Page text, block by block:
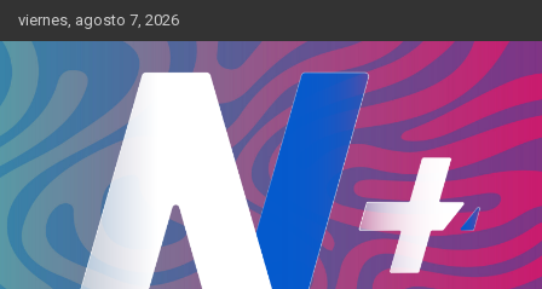
Skip
to
content
viernes, agosto 7, 2026